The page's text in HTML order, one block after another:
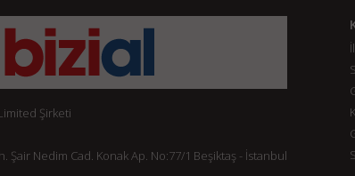
Şirketi
Şair Nedim Cad. Konak Ap. No:77/1 Beşiktaş - İstanbul